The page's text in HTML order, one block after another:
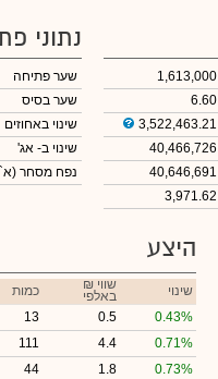
1,613,000
6.60
3,522,463.21
40,466,726
40,646,691
3,971.62
נתוני
שער פתיחה
שער בסיס
שינוי באחוזים
שינוי ב- אג'
נפח מסחר
היצע
שינוי ₪ שווי
באלפי כמות
0.43%
0.5
13
0.71%
4.4
111
0.73%
1.8
44